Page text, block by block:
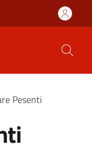
Pesenti